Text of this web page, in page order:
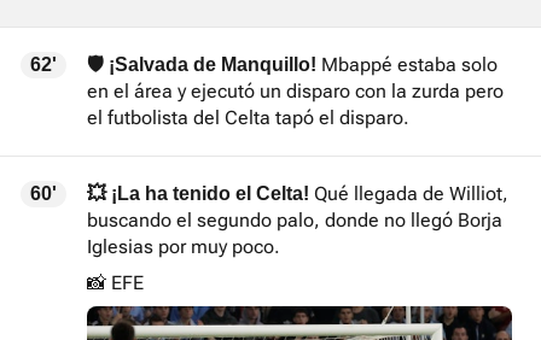
62' 🛡️ ¡Salvada de Manquillo! Mbappé estaba solo
en el área y ejecutó un disparo con la zurda pero
el futbolista del Celta tapó el disparo.
60' 💥 ¡La ha tenido el Celta! Qué llegada de Williot,
buscando el segundo palo, donde no llegó Borja
Iglesias por muy poco.
📸 EFE